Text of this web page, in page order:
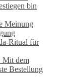
bin
Meinung
Ritual für
Mit dem
Bestellung